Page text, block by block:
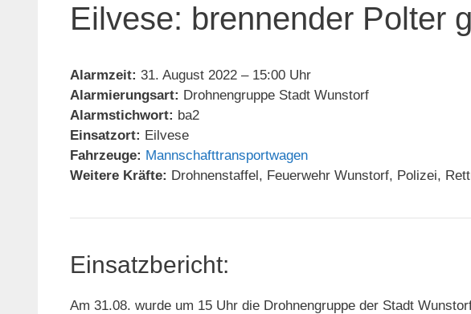
Eilvese: brennender Polter
Alarmzeit: 31. August 2022 – 15:00 Uhr
Alarmierungsart: Drohnengruppe Stadt Wunstorf
Alarmstichwort: ba2
Einsatzort: Eilvese
Fahrzeuge: Mannschafttransportwagen
Weitere Kräfte: Drohnenstaffel, Feuerwehr Wunstorf, Polizei,
Einsatzbericht:
Am 31.08. wurde um 15 Uhr die Drohnengruppe der Stadt